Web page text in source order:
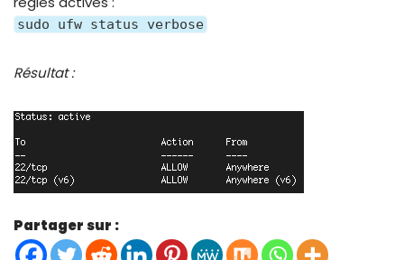
sudo ufw status verbose
Résultat :
Partager sur :